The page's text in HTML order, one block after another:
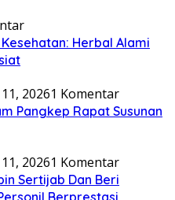
Herbal Alami
20261 Komentar
Pangkep Rapat Susunan
20261 Komentar
Sertijab Dan Beri